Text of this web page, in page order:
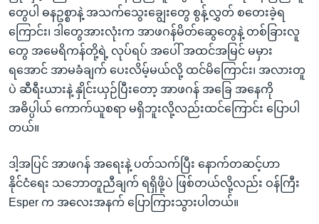
တွေပါ ဓနဥစ္စာနဲ့ အသက်သွေးချွေးတွေ စွန့်လွှတ် စတေးခဲ့ရ
ကြောင်း၊ ဒါတွေအားလုံးက အာဖဂန်မိတ်ဆွေတွေနဲ့ တစ်ခြားလူ
တွေ အမေရိကန်တို့ရဲ့ လုပ်ရပ် အပေါ် အထင်အမြင် မမှား
ရအောင် အာမခံချက် ပေးလိမ့်မယ်လို့ ထင်မိကြောင်း၊ အလားတူ
ပဲ ဆီရီးယားနဲ့ နှိုင်းယှဉ်ပြီးတော့ အာဖဂန် အခြေ အနေကို
အဓိပ္ပါယ် ကောက်ယူစရာ မရှိဘူးလို့လည်းထင်ကြောင်း ပြောပါ
တယ်။
ဒါ့အပြင် အာဖဂန် အရေးနဲ့ ပတ်သက်ပြီး နောက်တဆင့်ဟာ
နိုင်ငံရေး သဘောတူညီချက် ရရှိဖို့ပဲ ဖြစ်တယ်လို့လည်း ဝန်ကြီး
Esper က အလေးအနက် ပြောကြားသွားပါတယ်။